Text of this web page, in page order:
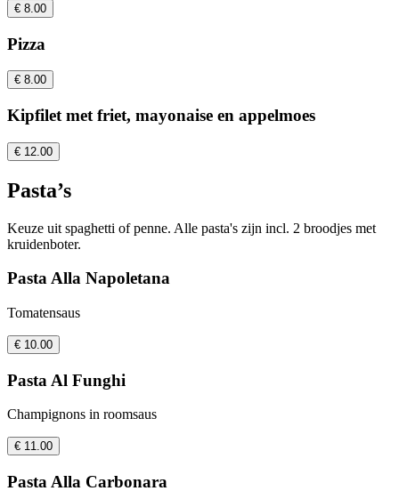
€ 8.00
Pizza
€ 8.00
Kipfilet met friet, mayonaise en appelmoes
€ 12.00
Pasta’s
Keuze uit spaghetti of penne. Alle pasta's zijn incl. 2 broodjes met
kruidenboter.
Pasta Alla Napoletana
Tomatensaus
€ 10.00
Pasta Al Funghi
Champignons in roomsaus
€ 11.00
Pasta Alla Carbonara